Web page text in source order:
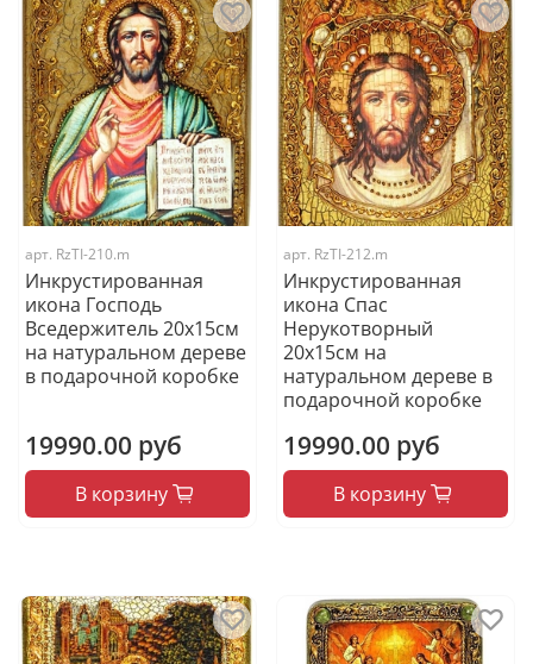
арт. RzTI-210.m
Инкрустированная
икона Господь
Вседержитель 20х15см
на натуральном дереве
в подарочной коробке
19990.00 руб
В корзину
арт. RzTI-212.m
Инкрустированная
икона Спас
Нерукотворный
20х15см на
натуральном дереве в
подарочной коробке
19990.00 руб
В корзину